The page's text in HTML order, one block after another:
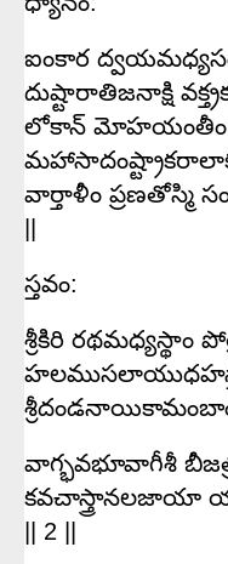
ఐంకార
దుష్టారాతిజనాక్షి
లోకాన్ మోహయంతీం
వార్తాళీం ప్రణతోస్మి
స్తవం:
శ్రీకిరి రథమధ్యస్థాం
శ్రీదండనాయికామంబాం
వాగ్భవభూవాగీశీ
కవచాస్త్రానలజాయా
|| 2 ||